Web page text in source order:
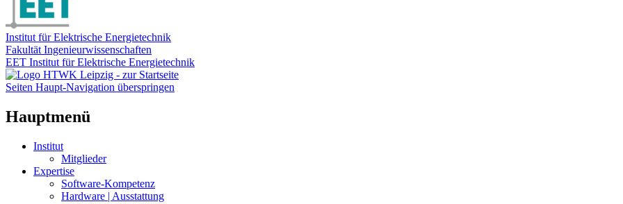
Institut für Elektrische Energietechnik
Fakultät Ingenieurwissenschaften
EET Institut für Elektrische Energietechnik
Seiten Haupt-Navigation überspringen
Hauptmenü
Institut
Mitglieder
Expertise
Software-Kompetenz
Hardware | Ausstattung